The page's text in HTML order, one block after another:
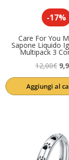
-17%
Care For You
Sapone Liquido
Multipack 3
12,00€ Il
Aggiungi al